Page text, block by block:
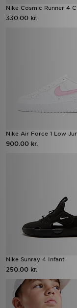
Nike Cosmic Runner 4
330.00 kr.
Nike Air Force 1 Low
900.00 kr.
Nike Sunray 4 Infant
250.00 kr.